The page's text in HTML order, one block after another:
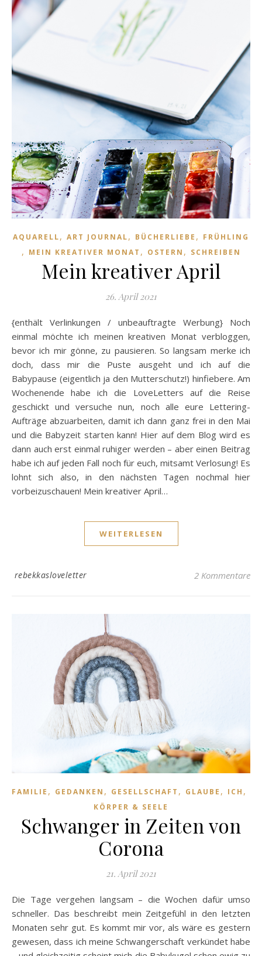
AQUARELL, ART JOURNAL, BÜCHERLIEBE , FRÜHLING
, MEIN KREATIVER MONAT , OSTERN , SCHREIBEN
Mein kreativer April
26. April 2021
{enthält Verlinkungen / unbeauftragte Werbung} Noch
einmal möchte ich meinen kreativen Monat verbloggen,
bevor ich mir gönne, zu pausieren. So langsam merke ich
doch, dass mir die Puste ausgeht und ich auf die
Babypause (eigentlich ja den Mutterschutz!) hinfiebere. Am
Wochenende habe ich die LoveLetters auf die Reise
geschickt und versuche nun, noch alle eure Lettering-
Aufträge abzuarbeiten, damit ich dann ganz frei in den Mai
und die Babyzeit starten kann! Hier auf dem Blog wird es
dann auch erst einmal ruhiger werden – aber einen Beitrag
habe ich auf jeden Fall noch für euch, mitsamt Verlosung! Es
lohnt sich also, in den nächsten Tagen nochmal hier
vorbeizuschauen! Mein kreativer April…
WEITERLESEN
rebekkasloveletter 2 Kommentare
FAMILIE , GEDANKEN , GESELLSCHAFT , GLAUBE , ICH ,
KÖRPER & SEELE
Schwanger in Zeiten von
Corona
21. April 2021
Die Tage vergehen langsam – die Wochen dafür umso
schneller. Das beschreibt mein Zeitgefühl in den letzten
Monaten sehr gut. Es kommt mir vor, als wäre es gestern
gewesen, dass ich meine Schwangerschaft verkündet habe